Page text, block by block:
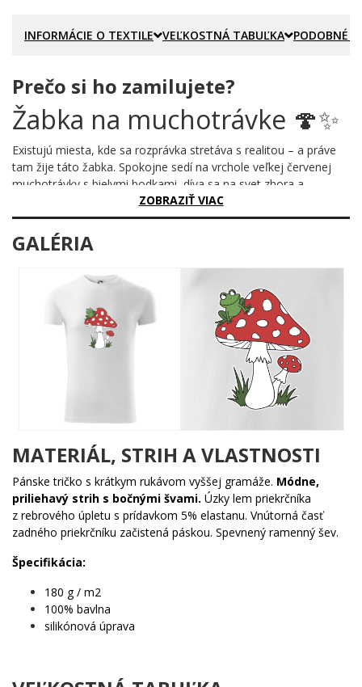
INFORMÁCIE O TEXTILE VEĽKOSTNÁ TABUĽKA PODOBNÉ
Prečo si ho zamilujete?
Žabka na muchotrávke 🍄✨
Existujú miesta, kde sa rozprávka stretáva s realitou – a práve
tam žije táto žabka. Spokojne sedí na vrchole veľkej červenej
muchotrávky s bielymi bodkami, díva sa na svet zhora a
absolútne jej to nevadí. Malá muchotrávka vedľa? Tá len závidí
výhľad.
Prečo je tento motív úžasný?
Dizajn je čistý, hravý a plný osobnosti. Výrazná červená čiapočka
huby s klasickými bielymi škvrnami okamžite upúta pohľad,
zatiaľ čo zelená žabka pridáva celej scéne nečakanú dávku
šarmu a humoru. Tráva pri koreni, malá sprievodná hubka a
jemné linky kresleného štýlu – to všetko vytvára kompozíciu,
ktorá vyzerá ako vystríhaná z najlepšej rozprávkovej knižky
Komu urobí radosť?
🐾 Fanúšikom goblincore estetiky, ktorí milujú les, huby a
divočinu
✨ Zoomerom a Gen Alpha, pre ktorých je žabka ikonou
internetu
🔥 Každému, kto chce na seba upútať pozornosť bez slov
💡 Ľuďom, ktorí si uvedomujú, že muchotrávka je proste
teba – a nechaj žabku nech sa postará o zvyšok. 🌟
ZOBRAZIŤ VIAC
GALÉRIA
MATERIÁL, STRIH A VLASTNOSTI
Pánske tričko s krátkym rukávom vyššej gramáže. Módne,
priliehavý strih s bočnými švami. Úzky lem priekrčníka
z rebrového úpletu s prídavkom 5% elastanu. Vnútorná časť
zadného priekrčníku začistená páskou. Spevnený ramenný šev.
Špecifikácia:
180 g / m2
100% bavlna
silikónová úprava